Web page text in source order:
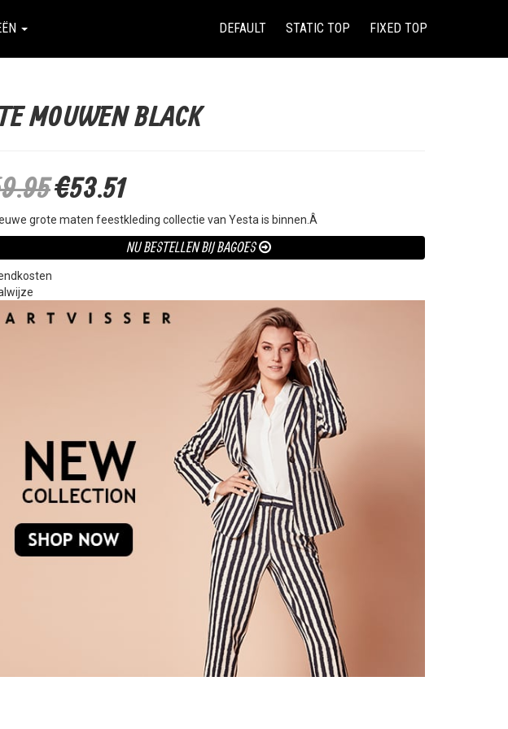
DEFAULT STATIC TOP FIXED TOP
MOUWEN BLACK
€53.51
grote maten feestkleding collectie van Yesta is binnen.Â
NU BESTELLEN BIJ BAGOES